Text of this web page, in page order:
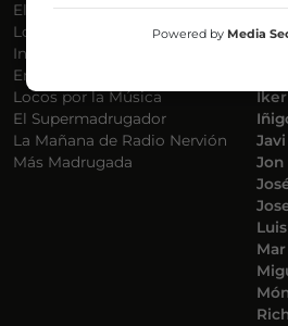
El Madrugador
Lo Más Nuevo
Informativos
En Ruta
Locos por la Música
El Supermadrugador
La Mañana de Radio Nervión
Más Madrugada
Iker
Javi
Jon
Powered by Media